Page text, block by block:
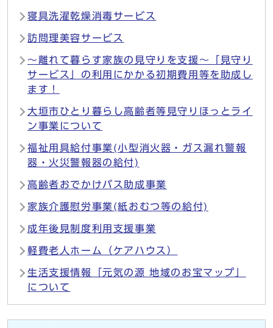
寝具洗濯乾燥消毒サービス
訪問理美容サービス
〜離れて暮らす家族の見守りを支援〜「見守り
サービス」の利用にかかる初期費用等を助成し
ます！
大垣市ひとり暮らし高齢者等見守りほっとライ
ン事業について
福祉用具給付事業(小型消火器・ガス漏れ警報
器・火災警報器の給付)
高齢者おでかけバス助成事業
家族介護慰労事業(紙おむつ等の給付)
成年後見制度利用支援事業
軽費老人ホーム（ケアハウス）
生活支援情報「元気の源 地域のお宝マップ」
について